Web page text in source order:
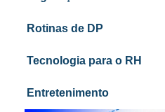
Rotinas de DP
Tecnologia para o RH
Entretenimento